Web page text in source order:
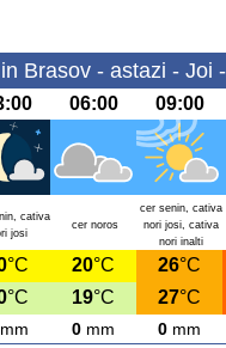
Brasov - astazi - Joi
06:00 09:00
cativa
josi
cer noros
cer senin, cativa
nori josi, cativa
nori inalti
°C 20°C 26°C
°C 19°C 27°C
mm 0 mm 0 mm